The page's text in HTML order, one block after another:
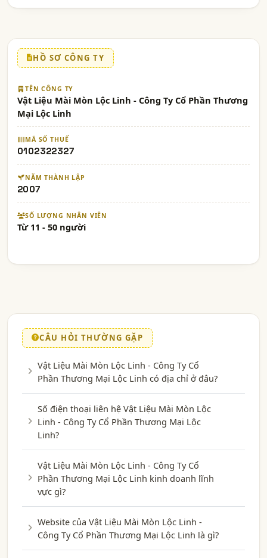
HỒ SƠ CÔNG TY
TÊN CÔNG TY
Vật Liệu Mài Mòn Lộc Linh - Công Ty Cổ Phần Thương
Mại Lộc Linh
MÃ SỐ THUẾ
0102322327
NĂM THÀNH LẬP
2007
SỐ LƯỢNG NHÂN VIÊN
Từ 11 - 50 người
CÂU HỎI THƯỜNG GẶP
Vật Liệu Mài Mòn Lộc Linh - Công Ty Cổ
Phần Thương Mại Lộc Linh có địa chỉ ở đâu?
Số điện thoại liên hệ Vật Liệu Mài Mòn Lộc
Linh - Công Ty Cổ Phần Thương Mại Lộc
Linh?
Vật Liệu Mài Mòn Lộc Linh - Công Ty Cổ
Phần Thương Mại Lộc Linh kinh doanh lĩnh
vực gì?
Website của Vật Liệu Mài Mòn Lộc Linh -
Công Ty Cổ Phần Thương Mại Lộc Linh là gì?